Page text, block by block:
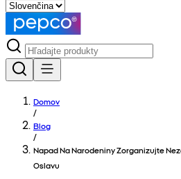
Domov
/
Blog
/
Napad Na Narodeniny Zorganizujte
Oslavu